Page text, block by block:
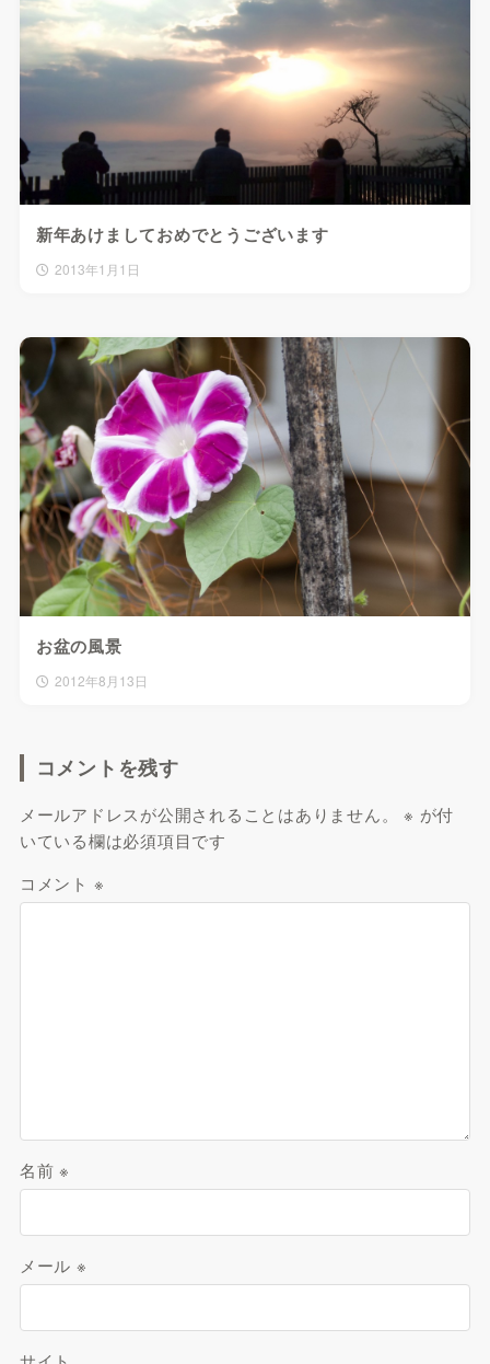
新年あけましておめでとうございます
2013年1月1日
お盆の風景
2012年8月13日
コメントを残す
メールアドレスが公開されることはありません。 ※ が付
いている欄は必須項目です
コメント ※
名前※
メール ※